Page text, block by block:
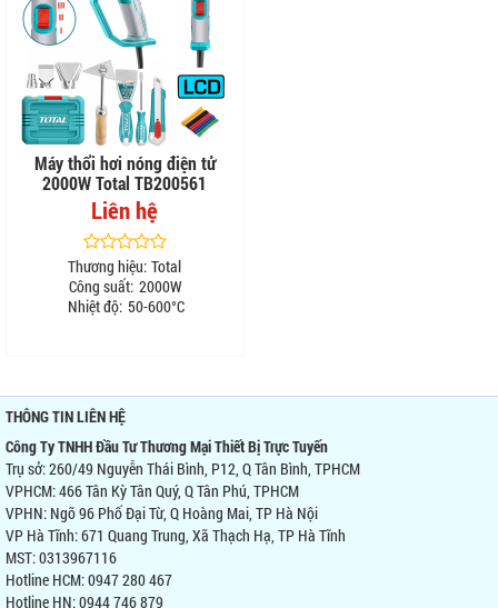
Máy thổi hơi nóng điện tử
2000W Total TB200561
Liên hệ
Thương hiệu: Total
Công suất: 2000W
Nhiệt độ: 50-600°C
THÔNG TIN LIÊN HỆ
Công Ty TNHH Đầu Tư Thương Mại Thiết Bị Trực Tuyến
Trụ sở: 260/49 Nguyễn Thái Bình, P12, Q Tân Bình, TPHCM
VPHCM: 466 Tân Kỳ Tân Quý, Q Tân Phú, TPHCM
VPHN: Ngõ 96 Phố Đại Từ, Q Hoàng Mai, TP Hà Nội
VP Hà Tĩnh: 671 Quang Trung, Xã Thạch Hạ, TP Hà Tĩnh
MST: 0313967116
Hotline HCM: 0947 280 467
Hotline HN: 0944 746 879